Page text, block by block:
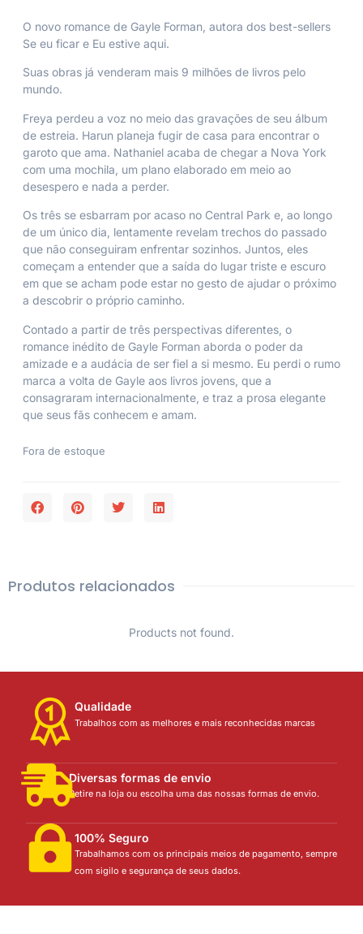
O novo romance de Gayle Forman, autora dos best-sellers
Se eu ficar e Eu estive aqui.
Suas obras já venderam mais 9 milhões de livros pelo
mundo.
Freya perdeu a voz no meio das gravações de seu álbum
de estreia. Harun planeja fugir de casa para encontrar o
garoto que ama. Nathaniel acaba de chegar a Nova York
com uma mochila, um plano elaborado em meio ao
desespero e nada a perder.
Os três se esbarram por acaso no Central Park e, ao longo
de um único dia, lentamente revelam trechos do passado
que não conseguiram enfrentar sozinhos. Juntos, eles
começam a entender que a saída do lugar triste e escuro
em que se acham pode estar no gesto de ajudar o próximo
a descobrir o próprio caminho.
Contado a partir de três perspectivas diferentes, o
romance inédito de Gayle Forman aborda o poder da
amizade e a audácia de ser fiel a si mesmo. Eu perdi o rumo
marca a volta de Gayle aos livros jovens, que a
consagraram internacionalmente, e traz a prosa elegante
que seus fãs conhecem e amam.
Fora de estoque
Produtos relacionados
Products not found.
Qualidade
Trabalhos com as melhores e mais reconhecidas marcas
Diversas formas de envio
Retire na loja ou escolha uma das nossas formas de envio.
100% Seguro
Trabalhamos com os principais meios de pagamento, sempre
com sigilo e segurança de seus dados.